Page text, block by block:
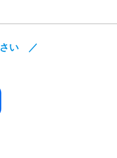
さい ／